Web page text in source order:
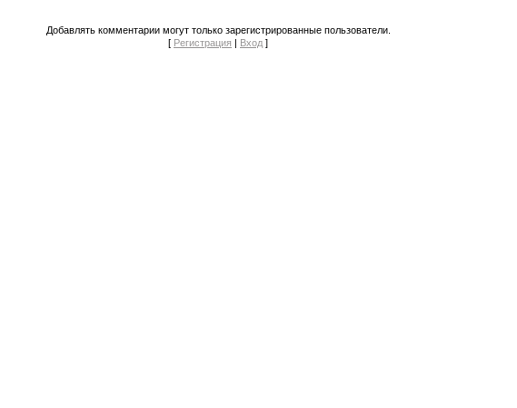
Добавлять комментарии могут только зарегистрированные пользователи.
[ Регистрация | Вход ]